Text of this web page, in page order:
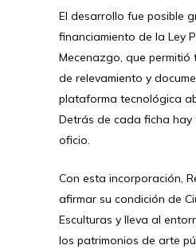
El desarrollo fue posible
financiamiento de la Ley
Mecenazgo, que
de relevamiento y
plataforma tecnológica
Detrás de cada ficha hay
oficio.
Con esta incorporación,
afirmar su condición de
Esculturas y lleva al
los patrimonios de arte